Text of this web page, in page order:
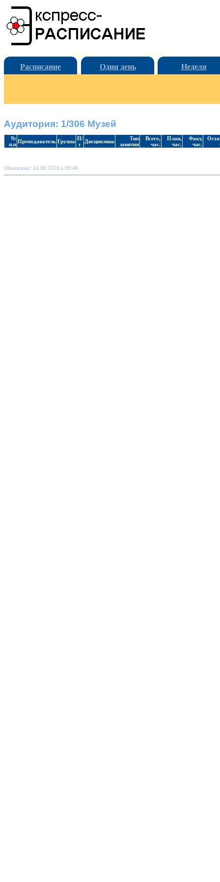
Расписание Один день Неделя
Аудитория: 1/306 Музей
№
п.п Преподаватель Группа П/
г
Дисциплина
Тип
занятия
Всего,
час.
План,
час.
Факт,
час.
Обновлено: 24.06.2026 в 09:48.